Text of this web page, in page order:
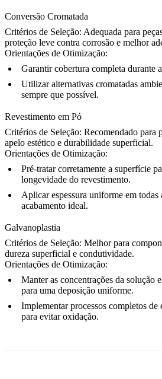
Conversão Cromatada
Critérios de Seleção: Adequada para
proteção leve contra corrosão e melhor
Orientações de Otimização:
Garantir cobertura completa durante
Utilizar alternativas cromatadas
sempre que possível.
Revestimento em Pó
Critérios de Seleção: Recomendado para
apelo estético e durabilidade superficial.
Orientações de Otimização:
Pré-tratar corretamente a superfície
longevidade do revestimento.
Aplicar espessura uniforme em todas
acabamento ideal.
Galvanoplastia
Critérios de Seleção: Melhor para
dureza superficial e condutividade.
Orientações de Otimização:
Manter as concentrações da solução
para uma deposição uniforme.
Implementar processos completos de
para evitar oxidação.